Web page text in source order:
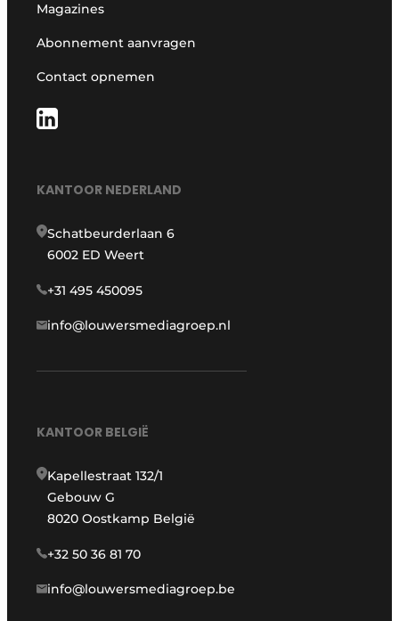
Magazines
Abonnement aanvragen
Contact opnemen
KANTOOR NEDERLAND
Schatbeurderlaan 6
6002 ED Weert
+31 495 450095
info@louwersmediagroep.nl
KANTOOR BELGIË
Kapellestraat 132/1
Gebouw G
8020 Oostkamp België
+32 50 36 81 70
info@louwersmediagroep.be